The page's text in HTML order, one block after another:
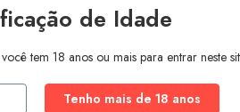
de Idade
tem 18 anos ou mais para entrar neste
Tenho mais de 18 anos